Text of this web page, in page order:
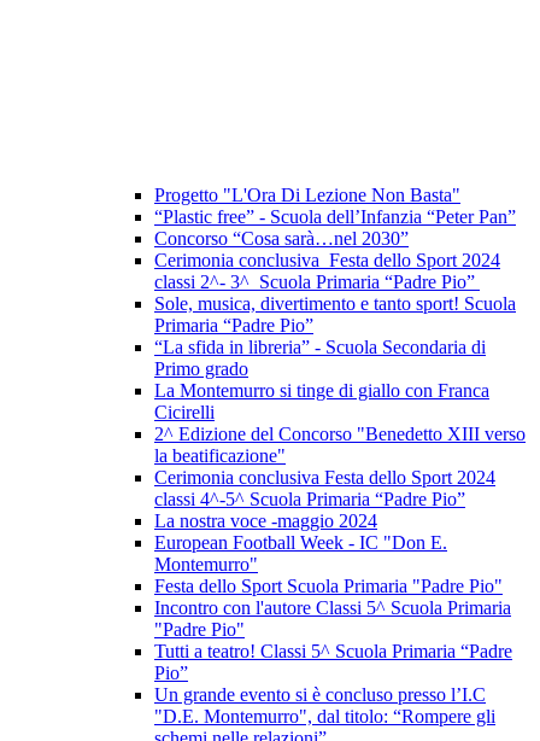
Progetto "L'Ora Di Lezione Non Basta"
“Plastic free” - Scuola dell’Infanzia “Peter Pan”
Concorso “Cosa sarà…nel 2030”
Cerimonia conclusiva Festa dello Sport 2024
classi 2^- 3^ Scuola Primaria “Padre Pio”
Sole, musica, divertimento e tanto sport! Scuola
Primaria “Padre Pio”
“La sfida in libreria” - Scuola Secondaria di
Primo grado
La Montemurro si tinge di giallo con Franca
Cicirelli
2^ Edizione del Concorso "Benedetto XIII verso
la beatificazione"
Cerimonia conclusiva Festa dello Sport 2024
classi 4^-5^ Scuola Primaria “Padre Pio”
La nostra voce -maggio 2024
European Football Week - IC "Don E.
Montemurro"
Festa dello Sport Scuola Primaria "Padre Pio"
Incontro con l'autore Classi 5^ Scuola Primaria
"Padre Pio"
Tutti a teatro! Classi 5^ Scuola Primaria “Padre
Pio”
Un grande evento si è concluso presso l’I.C
"D.E. Montemurro", dal titolo: “Rompere gli